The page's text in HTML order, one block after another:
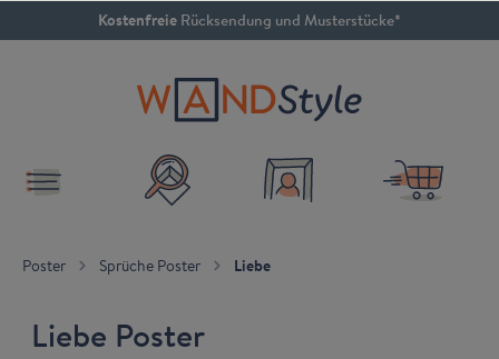
springen
4.79 / 5SEHR GUT
Poster Sprüche Poster Liebe
Liebe Poster